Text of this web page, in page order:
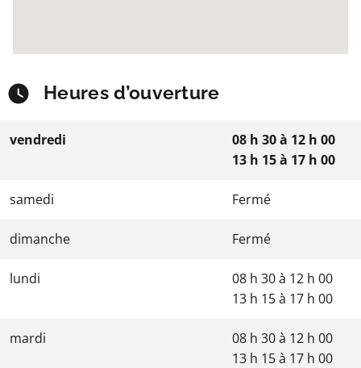
Heures d’ouverture
vendredi 08 h 30à 12 h 00
13 h 15à 17 h 00
samedi Fermé
dimanche Fermé
lundi 08 h 30à 12 h 00
13 h 15à 17 h 00
mardi 08 h 30à 12 h 00
13 h 15à 17 h 00